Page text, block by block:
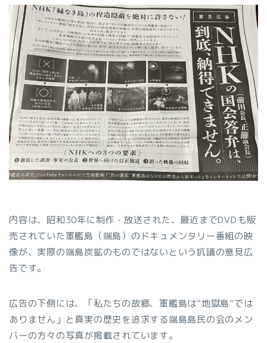
内容は、昭和30年に制作・放送された、最近までDVDも販
売されていた軍艦島（端島）のドキュメンタリー番組の映
像が、実際の端島炭鉱のものではないという抗議の意見広
告です。
広告の下側には、「私たちの故郷、軍艦島は”地獄島”では
ありません」と真実の歴史を追求する端島島民の会のメン
バーの方々の写真が掲載されています。